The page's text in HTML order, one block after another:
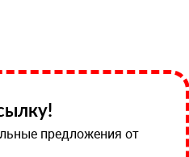
предложения от